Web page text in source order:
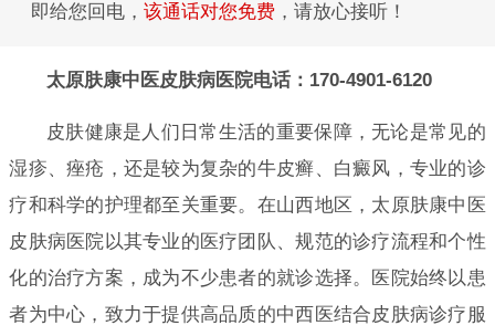
即给您回电， 该通话对您免费 ，请放心接听！
太原肤康中医皮肤病医院电话：170-4901-6120
皮肤健康是人们日常生活的重要保障，无论是常见的
湿疹、痤疮，还是较为复杂的牛皮癣、白癜风，专业的诊
疗和科学的护理都至关重要。在山西地区，太原肤康中医
皮肤病医院以其专业的医疗团队、规范的诊疗流程和个性
化的治疗方案，成为不少患者的就诊选择。医院始终以患
者为中心，致力于提供高品质的中西医结合皮肤病诊疗服